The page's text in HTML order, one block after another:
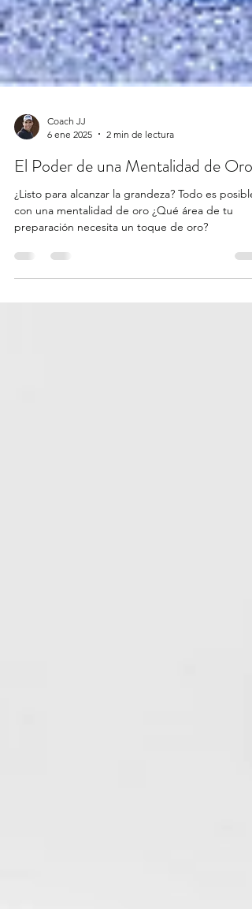
6 ene 2025
2 min de lectura
El Poder de una Mentalidad de Oro
¿Listo para alcanzar la grandeza? Todo es posible
preparación necesita un toque de oro?